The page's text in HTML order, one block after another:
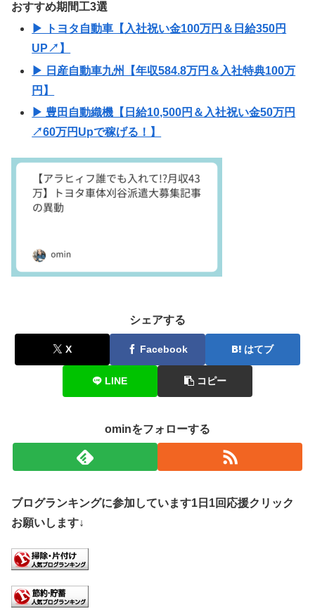
おすすめ期間工3選
▶ トヨタ自動車【入社祝い金100万円＆日給350円
UP↗】
▶ 日産自動車九州【年収584.8万円＆入社特典100万
円】
▶ 豊田自動織機【日給10,500円＆入社祝い金50万円
↗60万円Upで稼げる！】
シェアする
X Facebook はてブ
LINE コピー
ominをフォローする
ブログランキングに参加しています1日1回応援クリック
お願いします↓